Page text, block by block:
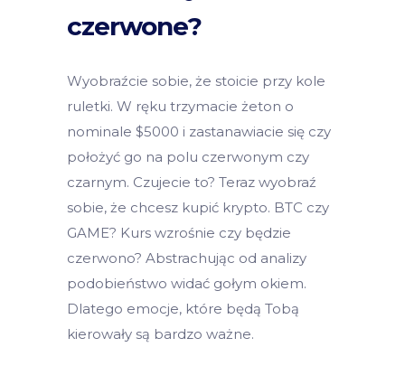
czerwone?
Wyobraźcie sobie, że stoicie przy kole
ruletki. W ręku trzymacie żeton o
nominale $5000 i zastanawiacie się czy
położyć go na polu czerwonym czy
czarnym. Czujecie to? Teraz wyobraź
sobie, że chcesz kupić krypto. BTC czy
GAME? Kurs wzrośnie czy będzie
czerwono? Abstrachując od analizy
podobieństwo widać gołym okiem.
Dlatego emocje, które będą Tobą
kierowały są bardzo ważne.